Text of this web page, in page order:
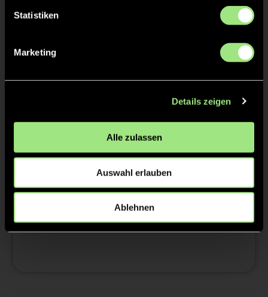
Statistiken
Marketing
Details zeigen
Alle zulassen
Auswahl erlauben
Ablehnen
Tore & Karten
0:1 1’
3/4
4/4